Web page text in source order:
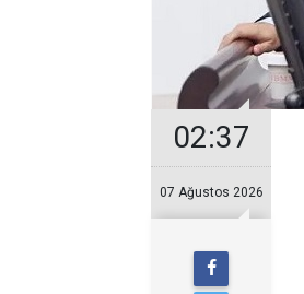
02:37
07 Ağustos 2026